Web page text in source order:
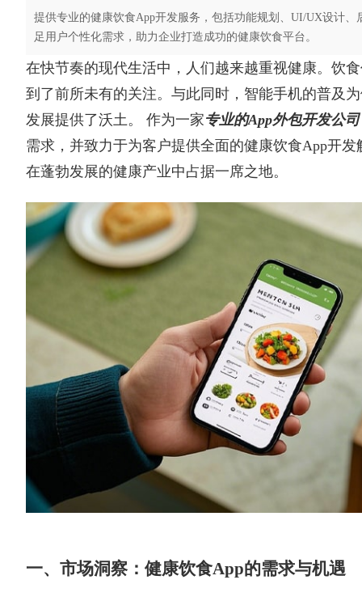
提供专业的健康饮食App开发服务，包括功能规划、UI/UX设计、
足用户个性化需求，助力企业打造成功的健康饮食平台。
在快节奏的现代生活中，人们越来越重视健康。饮
到了前所未有的关注。与此同时，智能手机的普及
发展提供了沃土。 作为一家专业的App外包开发公司
需求，并致力于为客户提供全面的健康饮食App开
在蓬勃发展的健康产业中占据一席之地。
一、市场洞察：健康饮食App的需求与机遇